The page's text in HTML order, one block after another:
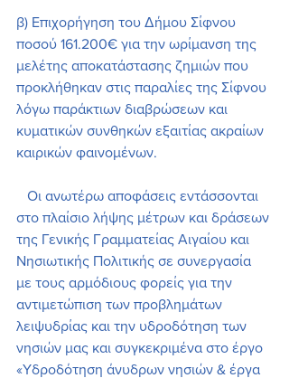
β) Επιχορήγηση του Δήμου Σίφνου
ποσού 161.200€ για την ωρίμανση της
μελέτης αποκατάστασης ζημιών που
προκλήθηκαν στις παραλίες της Σίφνου
λόγω παράκτιων διαβρώσεων και
κυματικών συνθηκών εξαιτίας ακραίων
καιρικών φαινομένων.
στο πλαίσιο λήψης μέτρων και δράσεων
της Γενικής Γραμματείας Αιγαίου και
Νησιωτικής Πολιτικής σε συνεργασία
με τους αρμόδιους φορείς για την
αντιμετώπιση των προβλημάτων
λειψυδρίας και την υδροδότηση των
νησιών μας και συγκεκριμένα στο έργο
«Υδροδότηση άνυδρων νησιών & έργα